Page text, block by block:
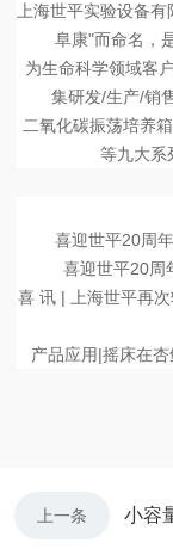
上海世平实验设备
阜康"而命名，
为生命科学领域客
集研发/生产/销
二氧化碳振荡培养
等九大系
喜迎世平20周
喜迎世平20周
喜 讯 | 上海世平再
产品应用|摇床在
上一条 小容